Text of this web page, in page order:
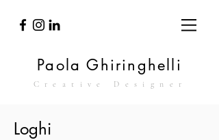
Paola Ghiringhelli
Creative Designer
Loghi